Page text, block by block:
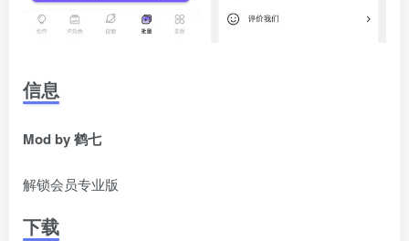
信息
Mod by 鹤七
解锁会员专业版
下载